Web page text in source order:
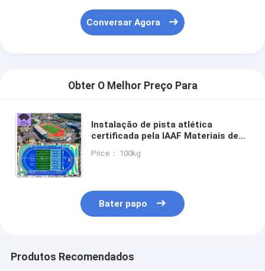
Conversar Agora
Obter O Melhor Preço Para
Instalação de pista atlética
certificada pela IAAF Materiais de
Instalações desportivas
Price： 100kg
Bater papo
Produtos Recomendados